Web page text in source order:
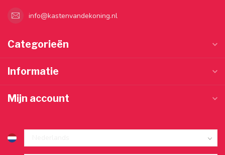
info@kastenvandekoning.nl
Categorieën
Informatie
Mijn account